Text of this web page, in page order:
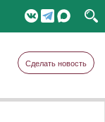
Сделать новость